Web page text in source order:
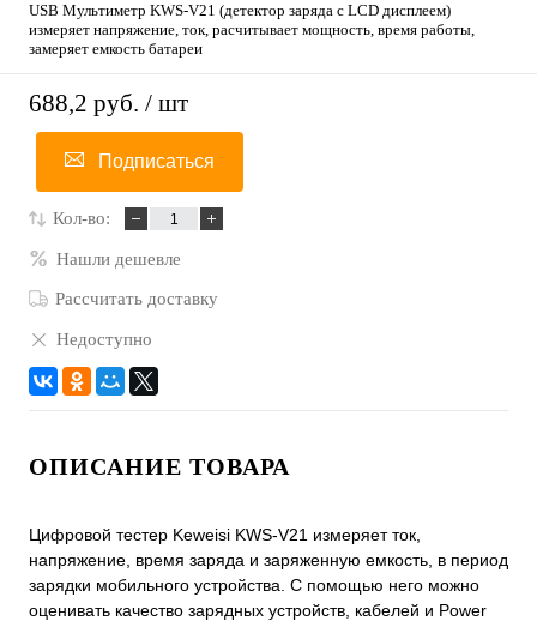
USB Мультиметр KWS-V21 (детектор заряда с LCD дисплеем)
измеряет напряжение, ток, расчитывает мощность, время работы,
замеряет емкость батареи
688,2 руб. / шт
Подписаться
Кол-во:
Нашли дешевле
Рассчитать доставку
Недоступно
ОПИСАНИЕ ТОВАРА
Цифровой тестер Keweisi KWS-V21 измеряет ток,
напряжение, время заряда и заряженную емкость, в период
зарядки мобильного устройства. С помощью него можно
оценивать качество зарядных устройств, кабелей и Power